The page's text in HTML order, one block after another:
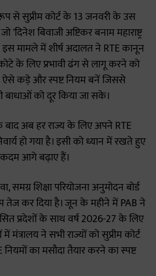
से सुप्रीम कोर्ट के 13 जनवरी के उस
बिवाजी अष्टिकर बनाम महाराष्ट्र
इस मामले में शीर्ष अदालत ने RTE कानून
के लिए प्रभावी ढंग से लागू करने को
ऐसे कड़े और स्पष्ट नियम बनें जिससे
को दूर किया जा सके।
अब हर राज्य के लिए अपने RTE
हो गया है। इसी को ध्यान में रखते हुए
आगे बढ़ाए हैं।
शिक्षा परियोजना अनुमोदन बोर्ड
तेज कर दिया है। जून के महीने में PAB ने
प्रदेशों के साथ वर्ष 2026-27 के लिए
ने सभी राज्यों को सुप्रीम कोर्ट
का मसौदा तैयार करने का स्पष्ट